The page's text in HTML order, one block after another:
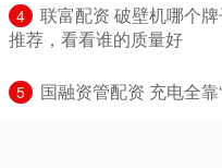
4
联富配资 破壁机哪个
推荐，看看谁的质量好
5 国融资管配资 充电全